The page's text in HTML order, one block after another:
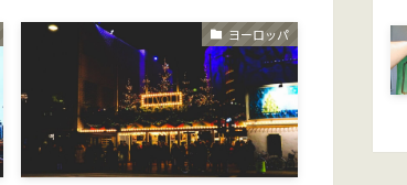
ヨーロッパ